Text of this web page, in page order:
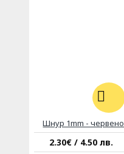
Шнур 1mm - червено
2.30€ / 4.50 лв.